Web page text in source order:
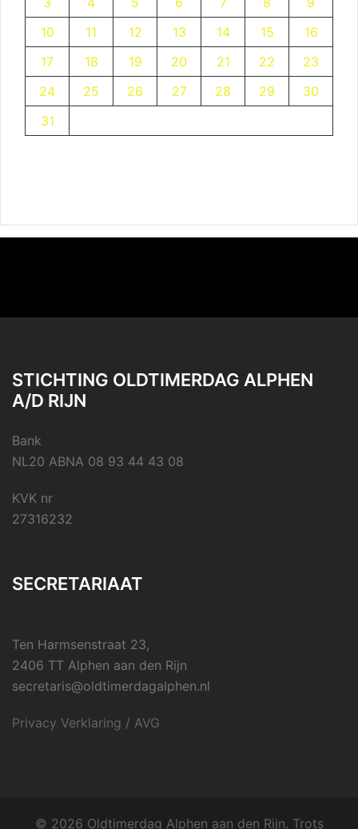
10
11 12 13 14 15
16
17
18 19 20 21 22
23
24
25 26 27 28 29
30
31
STICHTING OLDTIMERDAG ALPHEN
A/D RIJN
Bank
NL20 ABNA 08 93 44 43 08
KVK nr
27316232
SECRETARIAAT
Ten Harmsenstraat 23,
2406 TT Alphen aan den Rijn
secretaris@oldtimerdagalphen.nl
Privacy Verklaring / AVG
© 2026 Oldtimerdag Alphen aan den Rijn. Trots